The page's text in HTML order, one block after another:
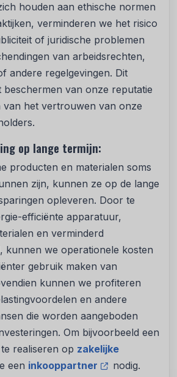
houden aan ethische normen
verminderen we het risico
of juridische problemen
van arbeidsrechten,
andere regelgevingen. Dit
beschermen van onze reputatie
van het vertrouwen van onze
op lange termijn:
producten en materialen soms
zijn, kunnen ze op de lange
opleveren. Door te
efficiënte apparatuur,
en verminderd
kunnen we operationele kosten
gebruik maken van
kunnen we profiteren
en andere
die worden aangeboden
Om bijvoorbeeld een
realiseren op zakelijke
een inkooppartner nodig.